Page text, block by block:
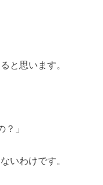
と思います。
」
いわけです。